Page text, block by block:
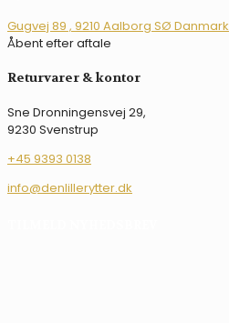
kan
vælges
Gugvej 89 , 9210 Aalborg SØ Danmark
Åbent efter aftale
Returvarer & kontor
Sne Dronningensvej 29,
9230 Svenstrup
+45 9393 0138
info@denlillerytter.dk